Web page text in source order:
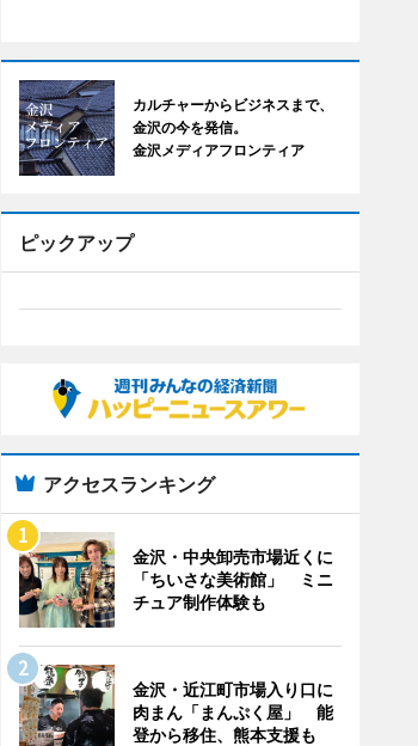
カルチャーからビジネスまで、
金沢の今を発信。
金沢メディアフロンティア
ピックアップ
アクセスランキング
金沢・中央卸売市場近くに
「ちいさな美術館」 ミニ
チュア制作体験も
金沢・近江町市場入り口に
肉まん「まんぷく屋」 能
登から移住、熊本支援も